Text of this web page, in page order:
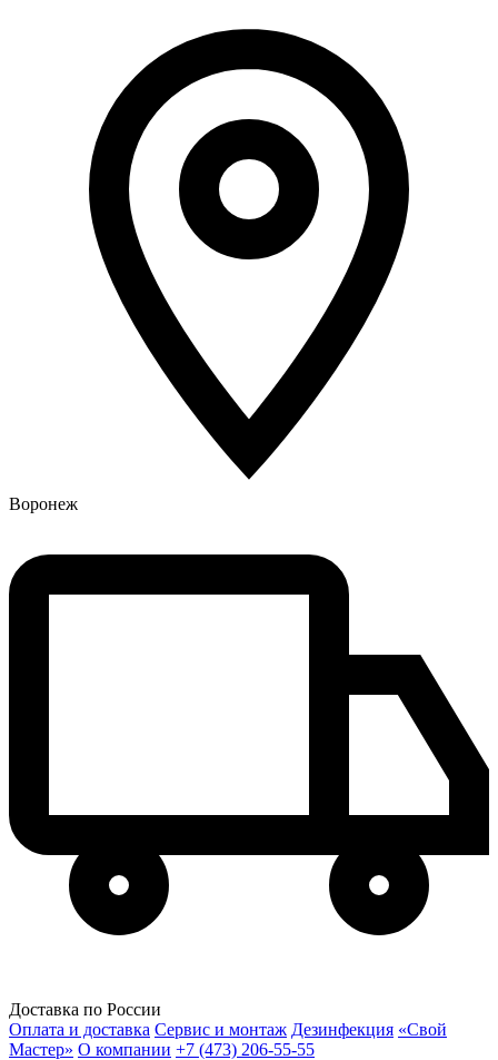
Воронеж
Доставка по России
Оплата и доставка Сервис и монтаж Дезинфекция «Свой
Мастер» О компании +7 (473) 206-55-55